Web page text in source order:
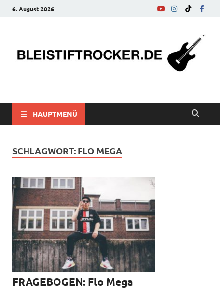
6. August 2026
bleistiftrocker.de
HAUPTMENÜ
SCHLAGWORT: FLO MEGA
FRAGEBOGEN: Flo Mega